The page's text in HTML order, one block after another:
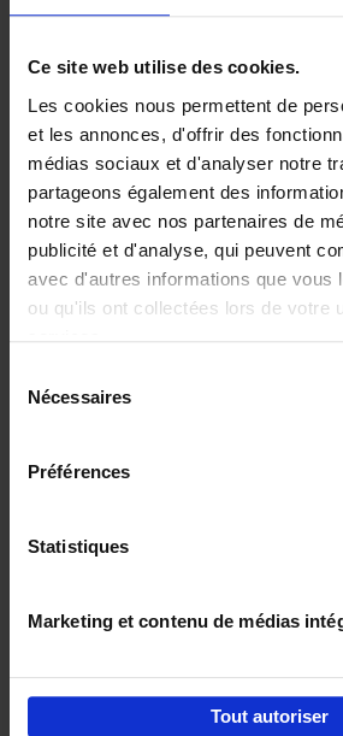
Ce site web utilise des cookies.
Les cookies nous permettent de
et les annonces, d'offrir des
médias sociaux et d'analyser notre
partageons également des
notre site avec nos partenaires de
publicité et d'analyse, qui peuvent
avec d'autres informations que vous
ou qu'ils ont collectées lors de votre
Nécessaires
Préférences
Statistiques
Marketing et contenu de médias
Tout autoriser
Building
Business
Jochen Roef Jozefien
Couverture souple
€29,99
Digital
completely